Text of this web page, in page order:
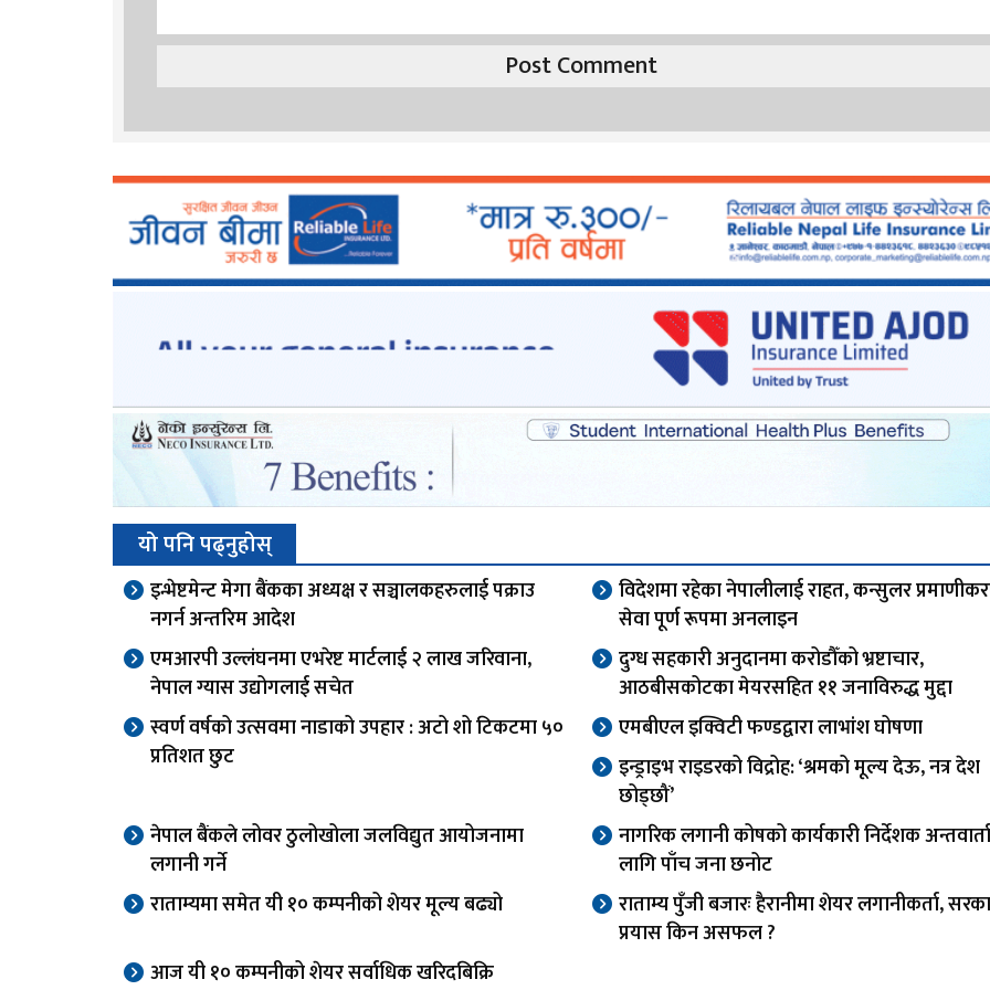
यो पनि पढ्नुहोस्
इन्भेष्टमेन्ट मेगा बैंकका अध्यक्ष र सञ्चालकहरुलाई पक्राउ
नगर्न अन्तरिम आदेश
विदेशमा रहेका नेपालीलाई राहत, कन्सुलर
सेवा पूर्ण रूपमा अनलाइन
एमआरपी उल्लंघनमा एभरेष्ट मार्टलाई २ लाख जरिवाना,
नेपाल ग्यास उद्योगलाई सचेत
दुग्ध सहकारी अनुदानमा करोडौँको भ्रष्टाचार,
आठबीसकोटका मेयरसहित ११ जनाविरुद्ध मुद्दा
स्वर्ण वर्षको उत्सवमा नाडाको उपहार : अटो शो टिकटमा ५०
प्रतिशत छुट
एमबीएल इक्विटी फण्डद्वारा लाभांश घोषणा
इन्ड्राइभ राइडरको विद्रोह: ‘श्रमको मूल्य देऊ, नत्र देश
छोड्छौं’
नेपाल बैंकले लोवर ठुलोखोला जलविद्युत आयोजनामा
लगानी गर्ने
नागरिक लगानी कोषको कार्यकारी निर्देशक
लागि पाँच जना छनोट
राताम्यमा समेत यी १० कम्पनीको शेयर मूल्य बढ्यो
राताम्य पुँजी बजारः हैरानीमा शेयर लगानीकर्ता,
प्रयास किन असफल ?
आज यी १० कम्पनीको शेयर सर्वाधिक खरिदबिक्रि